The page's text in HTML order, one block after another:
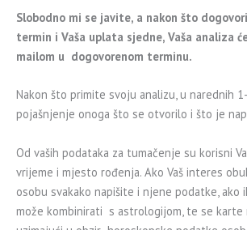
Slobodno mi se javite, a nakon što
termin i Vaša uplata sjedne, Vaša analiza
mailom u dogovorenom terminu.
Nakon što primite svoju analizu, u narednih
pojašnjenje onoga što se otvorilo i što je
Od vaših podataka za tumačenje su korisni
vrijeme i mjesto rođenja. Ako Vaš interes
osobu svakako napišite i njene podatke, ako
može kombinirati s astrologijom, te se karte